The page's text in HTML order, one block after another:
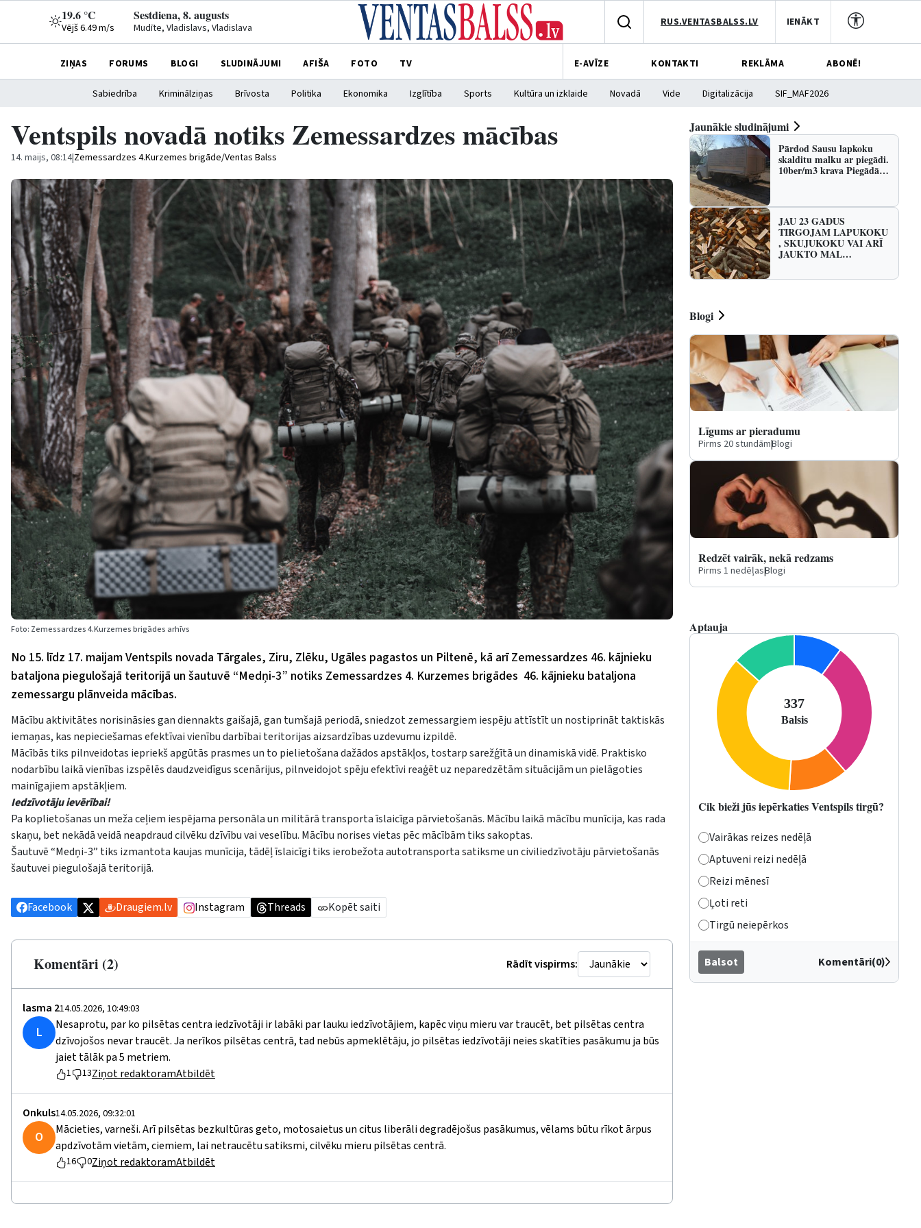
19.6 °C
Vējš 6.49 m/s
Sestdiena, 8. augusts
Mudīte, Vladislavs, Vladislava RUS.VENTASBALSS.LV IENĀKT
ZIŅAS FORUMS BLOGI SLUDINĀJUMI AFIŠA FOTO TV E-AVĪZE KONTAKTI REKLĀMA ABONĒ!
Sabiedrība Kriminālziņas Brīvosta Politika Ekonomika Izglītība Sports Kultūra un izklaide Novadā Vide Digitalizācija SIF_MAF2026
Ventspils novadā notiks Zemessardzes mācības
14. maijs, 08:14|Zemessardzes 4.Kurzemes brigāde/Ventas Balss
Foto: Zemessardzes 4.Kurzemes brigādes arhīvs
No 15. līdz 17. maijam Ventspils novada Tārgales, Ziru, Zlēku, Ugāles pagastos un Piltenē, kā arī Zemessardzes 46. kājnieku
bataljona piegulošajā teritorijā un šautuvē “Medņi-3” notiks Zemessardzes 4. Kurzemes brigādes 46. kājnieku bataljona
zemessargu plānveida mācības.
Mācību aktivitātes norisināsies gan diennakts gaišajā, gan tumšajā periodā, sniedzot zemessargiem iespēju attīstīt un nostiprināt taktiskās
iemaņas, kas nepieciešamas efektīvai vienību darbībai teritorijas aizsardzības uzdevumu izpildē.
Mācībās tiks pilnveidotas iepriekš apgūtās prasmes un to pielietošana dažādos apstākļos, tostarp sarežģītā un dinamiskā vidē. Praktisko
nodarbību laikā vienības izspēlēs daudzveidīgus scenārijus, pilnveidojot spēju efektīvi reaģēt uz neparedzētām situācijām un pielāgoties
mainīgajiem apstākļiem.
Iedzīvotāju ievērībai!
Pa koplietošanas un meža ceļiem iespējama personāla un militārā transporta īslaicīga pārvietošanās. Mācību laikā mācību munīcija, kas rada
skaņu, bet nekādā veidā neapdraud cilvēku dzīvību vai veselību. Mācību norises vietas pēc mācībām tiks sakoptas.
Šautuvē “Medņi-3” tiks izmantota kaujas munīcija, tādēļ īslaicīgi tiks ierobežota autotransporta satiksme un civiliedzīvotāju pārvietošanās
šautuvei piegulošajā teritorijā.
Facebook Draugiem.lv Instagram Threads Kopēt saiti
Komentāri (2) Rādīt vispirms:
lasma 214.05.2026, 10:49:03
L
Nesaprotu, par ko pilsētas centra iedzīvotāji ir labāki par lauku iedzīvotājiem, kapēc viņu mieru var traucēt, bet pilsētas centra
dzīvojošos nevar traucēt. Ja nerīkos pilsētas centrā, tad nebūs apmeklētāju, jo pilsētas iedzīvotāji neies skatīties pasākumu ja būs
jaiet tālāk pa 5 metriem.
1 13Ziņot redaktoramAtbildēt
Onkuls14.05.2026, 09:32:01
O
Mācieties, varneši. Arī pilsētas bezkultūras geto, motosaietus un citus liberāli degradējošus pasākumus, vēlams būtu rīkot ārpus
apdzīvotām vietām, ciemiem, lai netraucētu satiksmi, cilvēku mieru pilsētas centrā.
16 0Ziņot redaktoramAtbildēt
Jaunākie sludinājumi
Pārdod Sausu lapkoku
skalditu malku ar piegādi.
10ber/m3 krava Piegādā…
JAU 23 GADUS
TIRGOJAM LAPUKOKU
, SKUJUKOKU VAI ARĪ
JAUKTO MAL…
Blogi
Līgums ar pieradumu
Pirms 20 stundām|Blogi
Redzēt vairāk, nekā redzams
Pirms 1 nedēļas|Blogi
Aptauja
Cik bieži jūs iepērkaties Ventspils tirgū?
Vairākas reizes nedēļā
Aptuveni reizi nedēļā
Reizi mēnesī
Ļoti reti
Tirgū neiepērkos
Balsot Komentāri(0)